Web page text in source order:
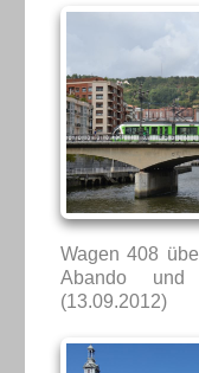
Wagen 408
Abando
(13.09.2012)